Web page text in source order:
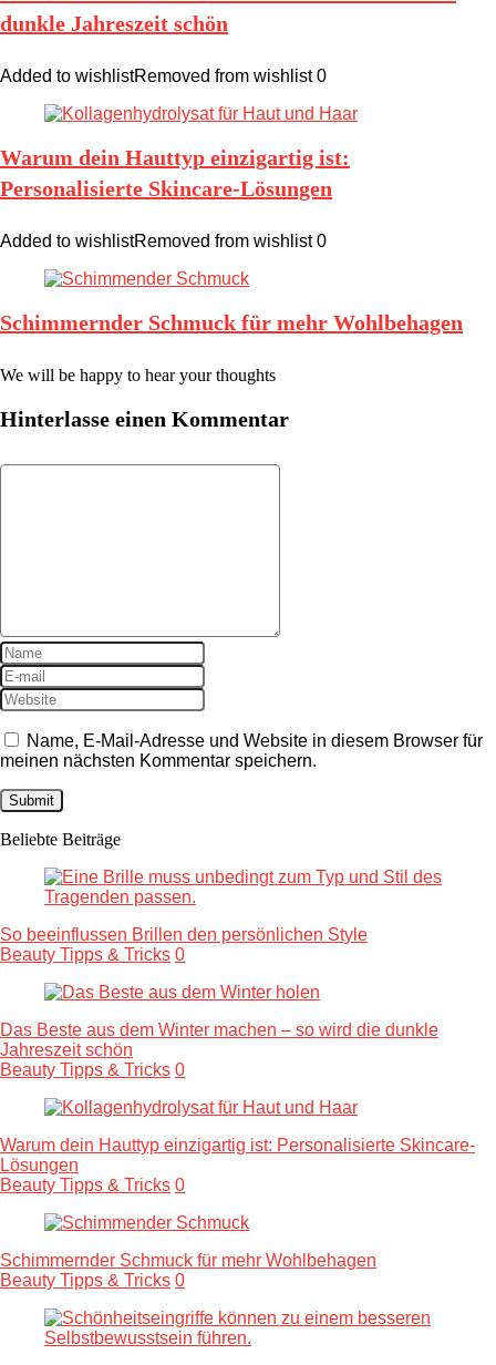
dunkle Jahreszeit schön
Added to wishlistRemoved from wishlist 0
Warum dein Hauttyp einzigartig ist:
Personalisierte Skincare-Lösungen
Added to wishlistRemoved from wishlist 0
Schimmernder Schmuck für mehr Wohlbehagen
We will be happy to hear your thoughts
Hinterlasse einen Kommentar
Name, E-Mail-Adresse und Website in diesem Browser für
meinen nächsten Kommentar speichern.
Beliebte Beiträge
So beeinflussen Brillen den persönlichen Style
Beauty Tipps & Tricks 0
Das Beste aus dem Winter machen – so wird die dunkle
Jahreszeit schön
Beauty Tipps & Tricks 0
Warum dein Hauttyp einzigartig ist: Personalisierte Skincare-
Lösungen
Beauty Tipps & Tricks 0
Schimmernder Schmuck für mehr Wohlbehagen
Beauty Tipps & Tricks 0